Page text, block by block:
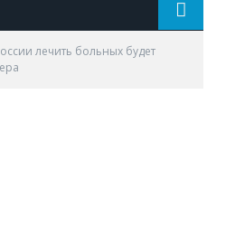
лечить больных будет